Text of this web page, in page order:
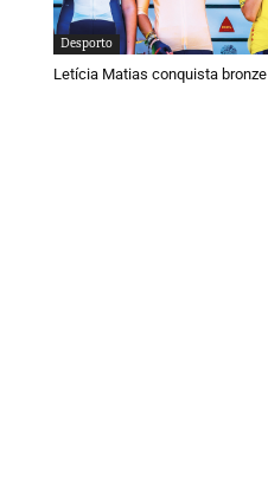
Desporto
Letícia Matias conquista bronze